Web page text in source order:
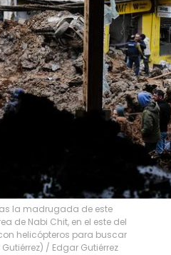
la madrugada de este
de Nabi Chit, en el este del
helicópteros para buscar
/ Edgar Gutiérrez